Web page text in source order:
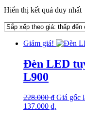
Hiển thị kết quả duy nhất
Giảm giá!
Đèn LED
L900
228.000₫ Giá gốc
137.000 ₫.